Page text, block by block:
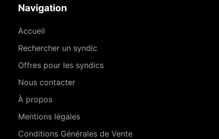
Navigation
Accueil
Rechercher un syndic
Offres pour les syndics
Nous contacter
À propos
Mentions légales
Conditions Générales de Vente